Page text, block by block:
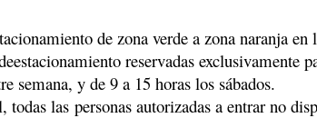
de zona verde a zona naranja
reservadas exclusivamente
semana, y de 9 a 15 horas los sábados.
las personas autorizadas a entrar no